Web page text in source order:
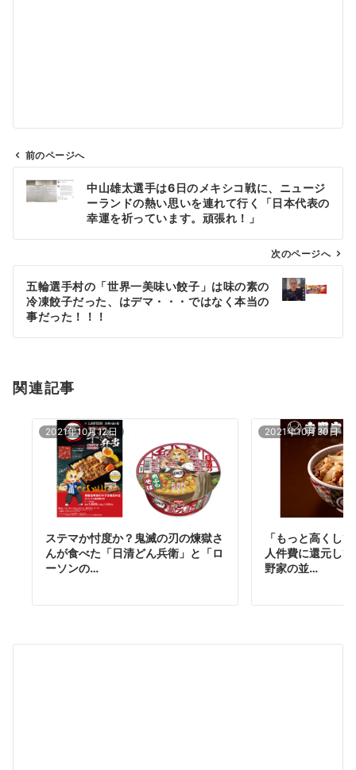
ビ
ン
前のページへ
中山雄太選手は6日のメキシコ戦に、ニュージ
ーランドの熱い思いを連れて行く「日本代表の
幸運を祈っています。頑張れ！」
次のページへ
五輪選手村の「世界一美味い餃子」は味の素の
冷凍餃子だった、はデマ・・・ではなく本当の
事だった！！！
関連記事
2021年10月12日
ステマか忖度か？鬼滅の刃の煉獄さ
んが食べた「日清どん兵衛」と「ロ
ーソンの…
2021年10月30日
「もっと高くし
人件費に還元し
野家の並…